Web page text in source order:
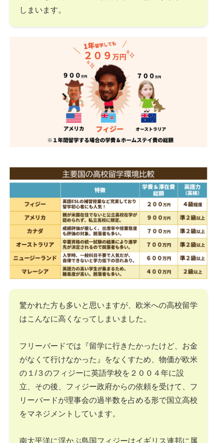
しまいます。
驚かれた方も多いと思いますが、欧米への高校留学
はこんなに高くなってしまいました。
フリーバードでは『留学に行きたかったけど、お金
がなくて行けなかった』をなくすため、物価が欧米
の１/３のフィジーに英語学校を２００４年に設
立、その後、フィジー政府からの依頼を受けて、フ
リーバードが理事会の過半数を占める形で国立高校
をマネジメントしています。
南太平洋に浮かぶ島国フィジーはイギリス連邦に属